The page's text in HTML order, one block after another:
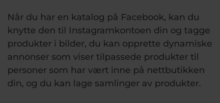
Når du har en katalog på Facebook, kan du
knytte den til Instagramkontoen din og tagge
produkter i bilder, du kan opprette dynamiske
annonser som viser tilpassede produkter til
personer som har vært inne på nettbutikken
din, og du kan lage samlinger av produkter.